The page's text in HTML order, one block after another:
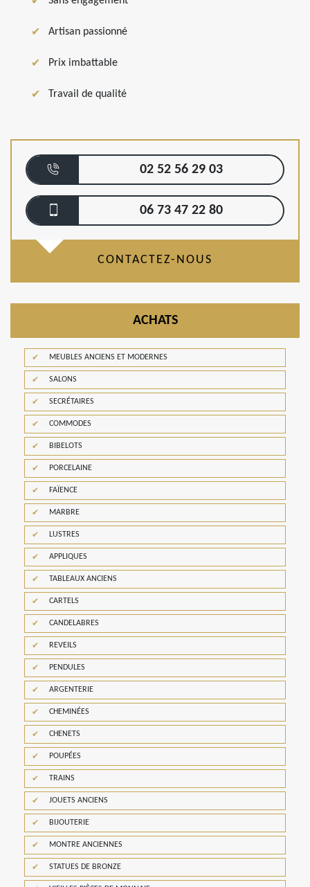
Artisan passionné
Prix imbattable
Travail de qualité
02 52 56 29 03
06 73 47 22 80
CONTACTEZ-NOUS
ACHATS
MEUBLES ANCIENS ET MODERNES
SALONS
SECRÉTAIRES
COMMODES
BIBELOTS
PORCELAINE
FAÏENCE
MARBRE
LUSTRES
APPLIQUES
TABLEAUX ANCIENS
CARTELS
CANDELABRES
REVEILS
PENDULES
ARGENTERIE
CHEMINÉES
CHENETS
POUPÉES
TRAINS
JOUETS ANCIENS
BIJOUTERIE
MONTRE ANCIENNES
STATUES DE BRONZE